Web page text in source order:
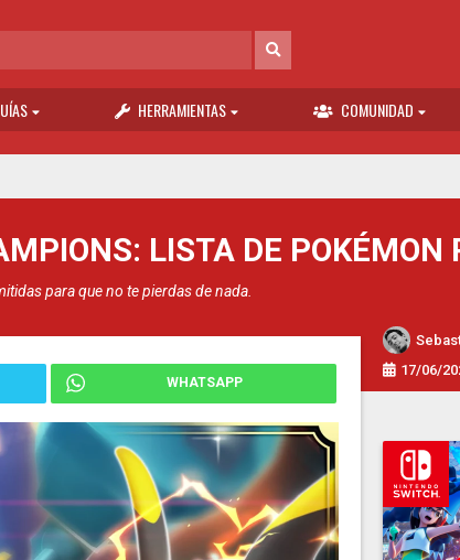
HERRAMIENTAS COMUNIDAD
LISTA DE POKÉMON
para que no te pierdas de nada.
17/06/
WHATSAPP